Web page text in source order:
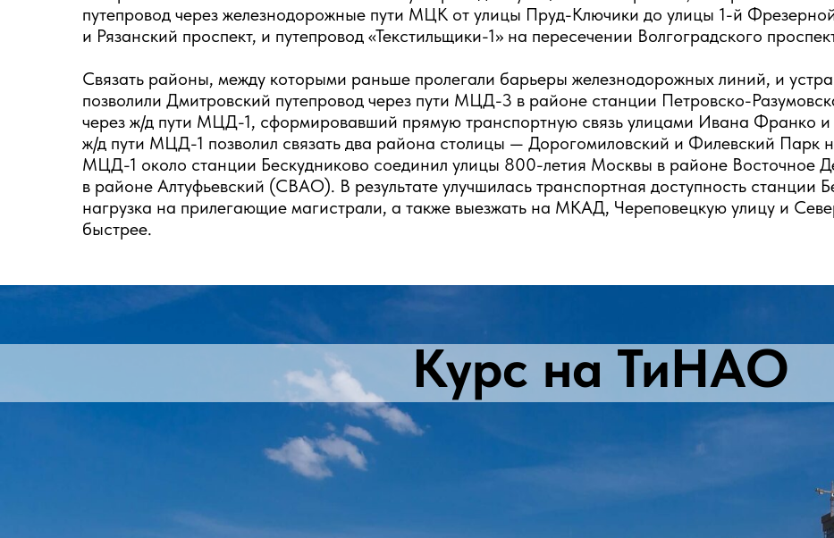
путепровод через железнодорожные пути МЦК от улицы Пруд-Ключики до улицы 1-й
и Рязанский проспект, и путепровод «Текстильщики-1» на пересечении Волгоградского
Связать районы, между которыми раньше пролегали барьеры железнодорожных линий, и
позволили Дмитровский путепровод через пути МЦД-3 в районе станции Петровско-
через ж/д пути МЦД-1, сформировавший прямую транспортную связь улицами Ивана Франко и
ж/д пути МЦД-1 позволил связать два района столицы — Дорогомиловский и Филевский Парк
МЦД-1 около станции Бескудниково соединил улицы 800-летия Москвы в районе
в районе Алтуфьевский (СВАО). В результате улучшилась транспортная доступность станции
нагрузка на прилегающие магистрали, а также выезжать на МКАД, Череповецкую улицу и
быстрее.
Курс на ТиНАО